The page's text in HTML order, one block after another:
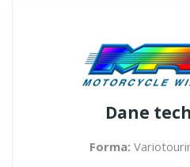
Dane
Forma: